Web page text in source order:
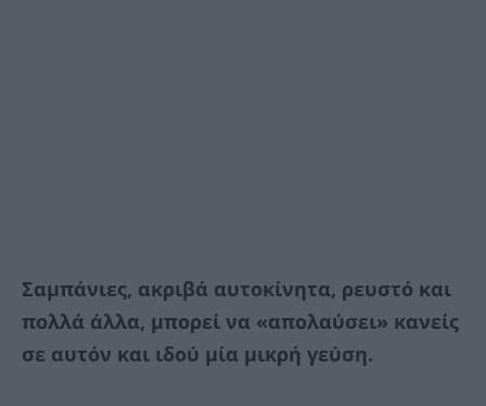
Σαμπάνιες, ακριβά αυτοκίνητα, ρευστό και
πολλά άλλα, μπορεί να «απολαύσει» κανείς
σε αυτόν και ιδού μία μικρή γεύση.